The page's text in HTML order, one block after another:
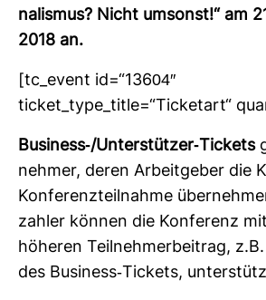
na­lismus? Nicht umsonst!“ am
2018 an.
[tc_event id=“13604″
ticket_type_title=“Ticketart“
Busi­ness-​/Unter­stützer-​Tickets
nehmer, deren Arbeit­geber die
Kon­fe­renz­teil­nahme
zahler können die Kon­fe­renz
höheren Teil­neh­mer­bei­trag,
des Busi­ness-​Tickets,